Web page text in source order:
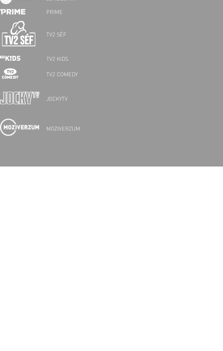
PRIME
TV2 SÉF
TV2 KIDS
TV2 COMEDY
JOCKYTV
MOZIVERZUM